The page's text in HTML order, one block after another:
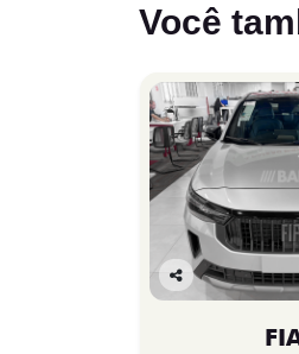
Você
Co